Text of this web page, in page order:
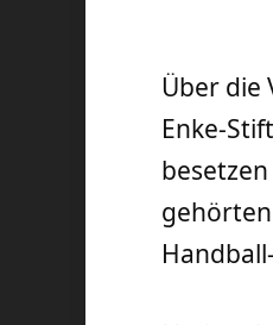
Über die
Enke-